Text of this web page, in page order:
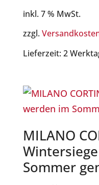
inkl. 7 % MwSt.
zzgl.
Lieferzeit: 2
MILANO
Sommer